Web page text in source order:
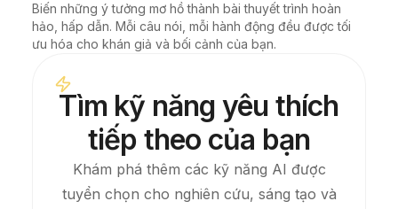
Cập nhật
Biến những ý tưởng mơ hồ thành bài thuyết trình hoàn
hảo, hấp dẫn. Mỗi câu nói, mỗi hành động đều được tối
ưu hóa cho khán giả và bối cảnh của bạn.
Tìm kỹ năng yêu thích
tiếp theo của bạn
Khám phá thêm các kỹ năng AI được
tuyển chọn cho nghiên cứu, sáng tạo và